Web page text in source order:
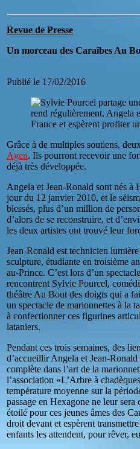
Revue de Presse
Un morceau des Caraïbes Au
Publié le 17/02/2016
Grâce à de multiples soutiens,
Agen. Ils pourront recevoir une
déjà très développée.
Angela et Jean-Ronald sont nés
jour du 12 janvier 2010, et le
blessés, plus d’un million de
d’alors de se reconstruire, et
les deux artistes ont trouvé leur
Jean-Ronald est technicien
sculpture, étudiante en troisième
au-Prince. C’est lors d’un
rencontrent Sylvie Pourcel,
théâtre Au Bout des doigts qui a
un spectacle de marionnettes à la
à confectionner ces figurines
lataniers.
Pendant ces trois semaines, des
d’accueillir Angela et Jean-
complète dans l’art de la
l’association «L’Arbre à
température moyenne sur la
passage en Hexagone ne leur
étoilé pour ces jeunes âmes des
droit devant et espèrent
enfants les attendent, pour rêver,